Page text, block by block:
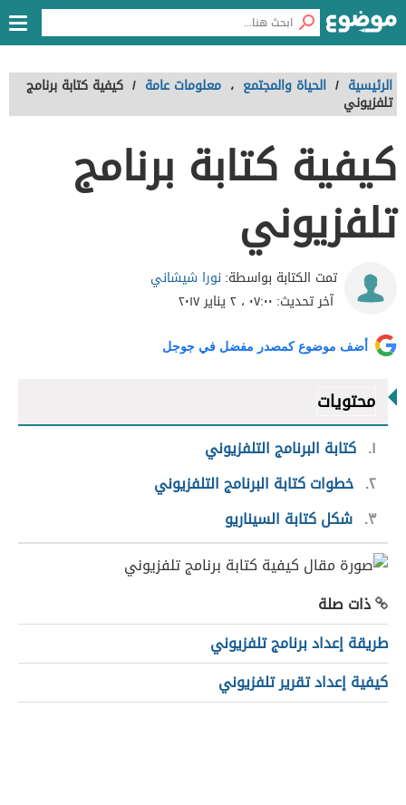
الرئيسية / الحياة والمجتمع ، معلومات عامة / كيفية كتابة برنامج
تلفزيوني
كيفية كتابة برنامج
تلفزيوني
تمت الكتابة بواسطة: نورا شيشاني
آخر تحديث: ٠٧:٠٠ ، ٢ يناير ٢٠١٧
أضف موضوع كمصدر مفضل في جوجل
محتويات
١ كتابة البرنامج التلفزيوني
٢ خطوات كتابة البرنامج التلفزيوني
٣ شكل كتابة السيناريو
ذات صلة
طريقة إعداد برنامج تلفزيوني
كيفية إعداد تقرير تلفزيوني